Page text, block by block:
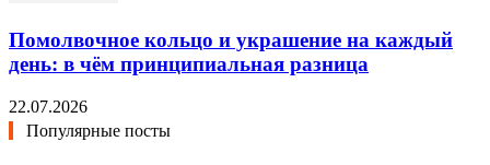
Помолвочное кольцо и украшение на каждый
день: в чём принципиальная разница
22.07.2026
Популярные посты